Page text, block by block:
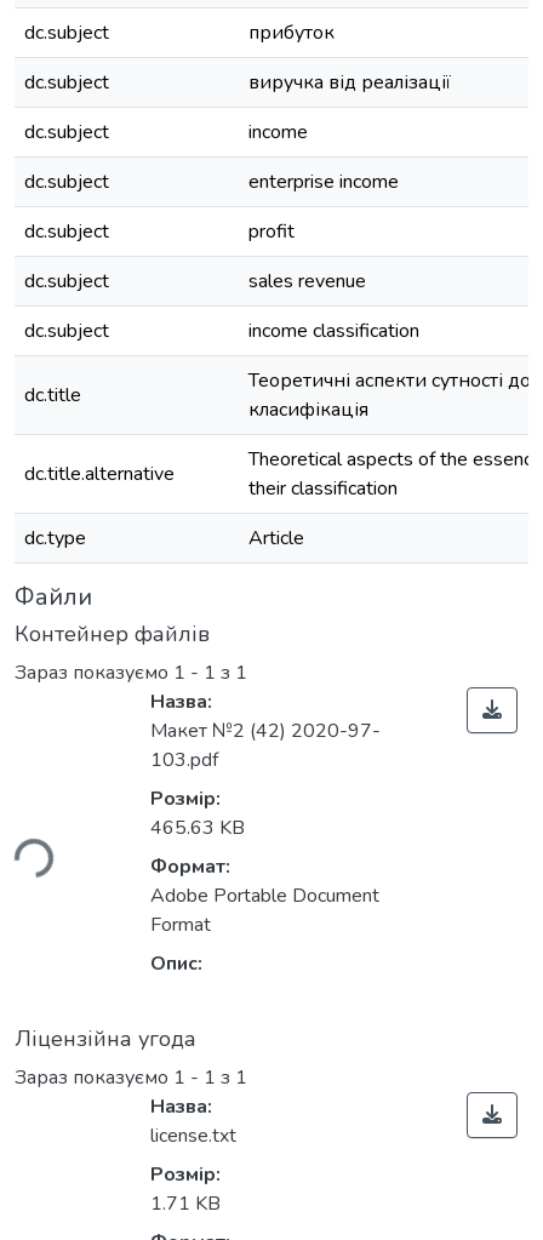
dc.subject
прибуток
dc.subject
виручка від реалізації
dc.subject
income
dc.subject
enterprise income
dc.subject
profit
dc.subject
sales revenue
dc.subject
income classification
dc.title
Теоретичні аспекти сутності
класифікація
dc.title.alternative
Theoretical aspects of the
their classification
dc.type
Article
Файли
Контейнер файлів
Зараз показуємо 1 - 1 з 1
Назва:
Макет №2 (42) 2020-97-
103.pdf
Розмір:
465.63 KB
Формат:
Adobe Portable Document
Format
Опис:
Ліцензійна угода
Зараз показуємо 1 - 1 з 1
Назва:
license.txt
Розмір:
1.71 KB